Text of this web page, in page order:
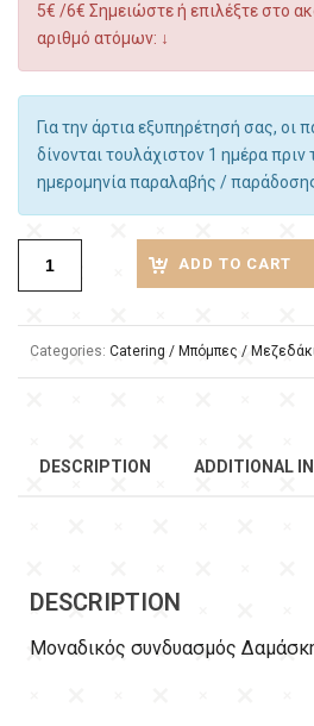
5€ /6€ Σημειώστε ή επιλέξτε στο
αριθμό ατόμων: ↓
Για την άρτια εξυπηρέτησή σας, οι
δίνονται τουλάχιστον 1 ημέρα πριν
ημερομηνία παραλαβής /
ADD TO CART
Categories: Catering / Μπόμπες /
DESCRIPTION ADDITIONAL
DESCRIPTION
Μοναδικός συνδυασμός